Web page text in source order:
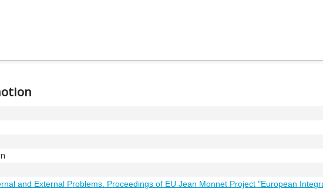
and External Problems. Proceedings of EU Jean Monnet Project "European